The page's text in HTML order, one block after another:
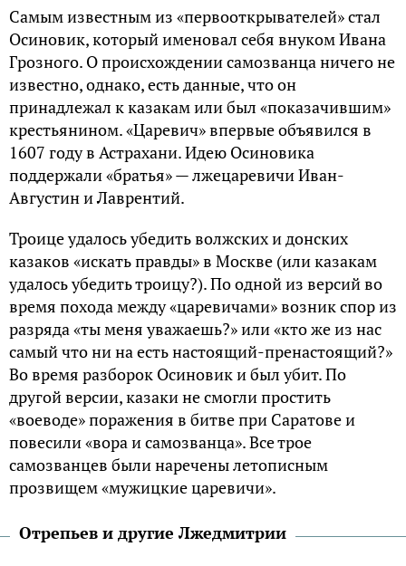
Самым известным из «первооткрывателей» стал
Осиновик, который именовал себя внуком Ивана
Грозного. О происхождении самозванца ничего не
известно, однако, есть данные, что он
принадлежал к казакам или был «показачившим»
крестьянином. «Царевич» впервые объявился в
1607 году в Астрахани. Идею Осиновика
поддержали «братья» — лжецаревичи Иван-
Августин и Лаврентий.
Троице удалось убедить волжских и донских
казаков «искать правды» в Москве (или казакам
удалось убедить троицу?). По одной из версий во
время похода между «царевичами» возник спор из
разряда «ты меня уважаешь?» или «кто же из нас
самый что ни на есть настоящий-пренастоящий?»
Во время разборок Осиновик и был убит. По
другой версии, казаки не смогли простить
«воеводе» поражения в битве при Саратове и
повесили «вора и самозванца». Все трое
самозванцев были наречены летописным
прозвищем «мужицкие царевичи».
Отрепьев и другие Лжедмитрии